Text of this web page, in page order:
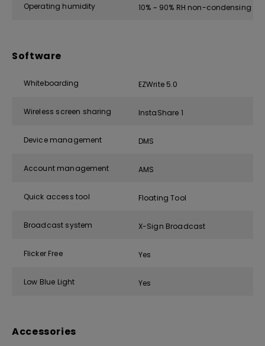
Operating humidity 10% ~ 90% RH non-condensing
Software
Whiteboarding EZWrite 5.0
Wireless screen sharing InstaShare 1
Device management DMS
Account management AMS
Quick access tool Floating Tool
Broadcast system X-Sign Broadcast
Flicker Free Yes
Low Blue Light Yes
Accessories